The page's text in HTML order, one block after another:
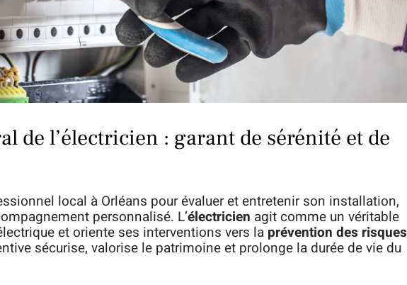
de l’électricien : garant de sérénité et de
local à Orléans pour évaluer et entretenir son installation,
personnalisé. L’électricien agit comme un véritable
et oriente ses interventions vers la prévention des risques
sécurise, valorise le patrimoine et prolonge la durée de vie du